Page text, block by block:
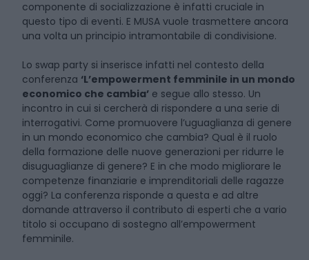
componente di socializzazione è infatti cruciale in
questo tipo di eventi. E MUSA vuole trasmettere ancora
una volta un principio intramontabile di condivisione.
Lo swap party si inserisce infatti nel contesto della
conferenza ‘L’empowerment femminile in un mondo
economico che cambia’ e segue allo stesso. Un
incontro in cui si cercherà di rispondere a una serie di
interrogativi. Come promuovere l’uguaglianza di genere
in un mondo economico che cambia? Qual è il ruolo
della formazione delle nuove generazioni per ridurre le
disuguaglianze di genere? E in che modo migliorare le
competenze finanziarie e imprenditoriali delle ragazze
oggi? La conferenza risponde a questa e ad altre
domande attraverso il contributo di esperti che a vario
titolo si occupano di sostegno all’empowerment
femminile.